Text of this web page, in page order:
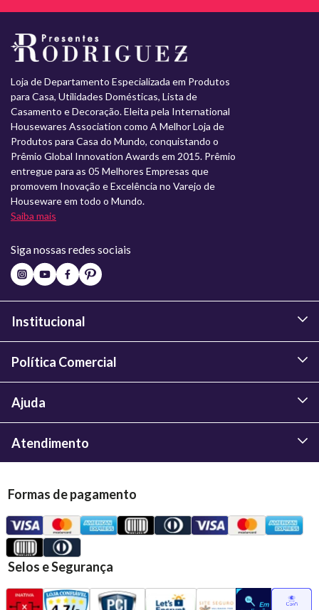
Loja de Departamento Especializada em Produtos
para Casa, Utilidades Domésticas, Lista de
Casamento e Decoração. Eleita pela International
Housewares Association como A Melhor Loja de
Produtos para Casa do Mundo, conquistando o
Prêmio Global Innovation Awards em 2015. Prêmio
entregue para as 05 Melhores Empresas que
promovem Inovação e Excelência no Varejo de
Houseware em todo o Mundo.
Saiba mais
Siga nossas redes sociais
Institucional
Política Comercial
Ajuda
Atendimento
Formas de pagamento
Selos e Segurança